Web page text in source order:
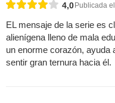
4,0 Publicada
EL mensaje de la serie es
alienígena lleno de mala
un enorme corazón, ayuda
sentir gran ternura hacia él.